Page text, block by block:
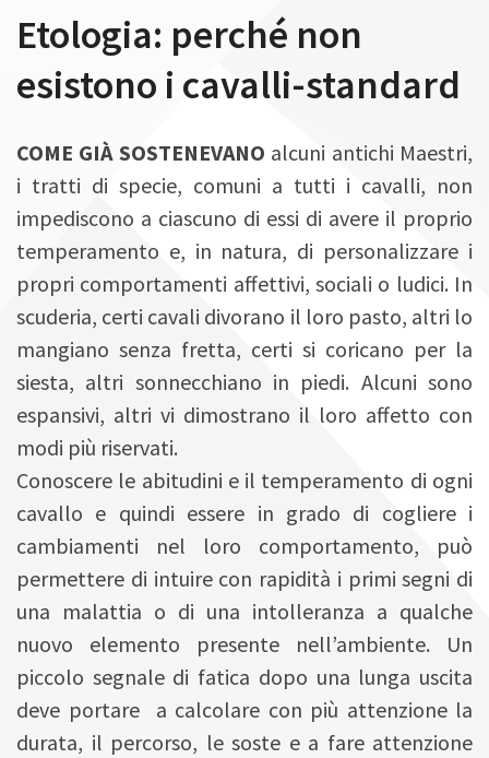
n
Etologia: perché non
esistono i cavalli-standard
COME GIÀ SOSTENEVANO alcuni antichi Maestri,
i tratti di specie, comuni a tutti i cavalli, non
impediscono a ciascuno di essi di avere il proprio
temperamento e, in natura, di personalizzare i
propri comportamenti affettivi, sociali o ludici. In
scuderia, certi cavali divorano il loro pasto, altri lo
mangiano senza fretta, certi si coricano per la
siesta, altri sonnecchiano in piedi. Alcuni sono
espansivi, altri vi dimostrano il loro affetto con
modi più riservati.
Conoscere le abitudini e il temperamento di ogni
cavallo e quindi essere in grado di cogliere i
cambiamenti nel loro comportamento, può
permettere di intuire con rapidità i primi segni di
una malattia o di una intolleranza a qualche
nuovo elemento presente nell’ambiente. Un
piccolo segnale di fatica dopo una lunga uscita
deve portare a calcolare con più attenzione la
durata, il percorso, le soste e a fare attenzione